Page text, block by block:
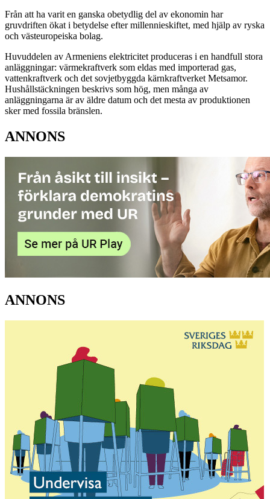
Från att ha varit en ganska obetydlig del av ekonomin har
gruvdriften ökat i betydelse efter millennieskiftet, med hjälp av ryska
och västeuropeiska bolag.
Huvuddelen av Armeniens elektricitet produceras i en handfull stora
anläggningar: värmekraftverk som eldas med importerad gas,
vattenkraftverk och det sovjetbyggda kärnkraftverket Metsamor.
Hushållstäckningen beskrivs som hög, men många av
anläggningarna är av äldre datum och det mesta av produktionen
sker med fossila bränslen.
ANNONS
ANNONS